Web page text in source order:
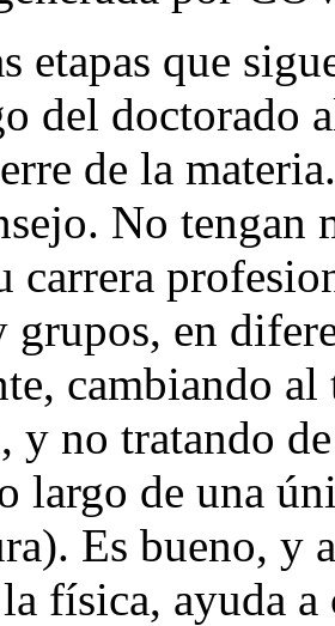
etapas que
del doctorado
de la
No tengan
carrera
grupos, en
cambiando al
y no tratando
largo de una
Es bueno, y
física, ayuda